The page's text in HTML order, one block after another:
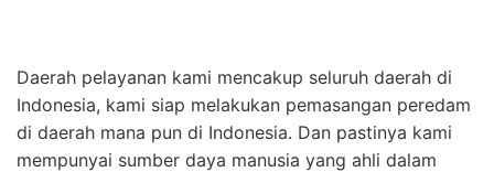
Daerah pelayanan kami mencakup seluruh daerah di
Indonesia, kami siap melakukan pemasangan peredam
di daerah mana pun di Indonesia. Dan pastinya kami
mempunyai sumber daya manusia yang ahli dalam